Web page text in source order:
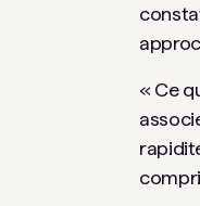
« Ce